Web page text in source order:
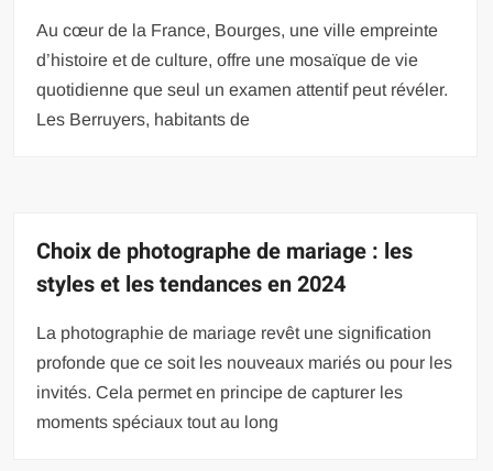
Au cœur de la France, Bourges, une ville empreinte
d’histoire et de culture, offre une mosaïque de vie
quotidienne que seul un examen attentif peut révéler.
Les Berruyers, habitants de
Choix de photographe de mariage : les
styles et les tendances en 2024
La photographie de mariage revêt une signification
profonde que ce soit les nouveaux mariés ou pour les
invités. Cela permet en principe de capturer les
moments spéciaux tout au long